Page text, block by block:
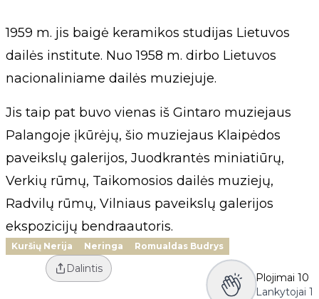
1959 m. jis baigė keramikos studijas Lietuvos
dailės institute. Nuo 1958 m. dirbo Lietuvos
nacionaliniame dailės muziejuje.
Jis taip pat buvo vienas iš Gintaro muziejaus
Palangoje įkūrėjų, šio muziejaus Klaipėdos
paveikslų galerijos, Juodkrantės miniatiūrų,
Verkių rūmų, Taikomosios dailės muziejų,
Radvilų rūmų, Vilniaus paveikslų galerijos
ekspozicijų bendraautoris.
Kuršių Nerija Neringa Romualdas Budrys
Dalintis
Plojimai 10
Lankytojai 1